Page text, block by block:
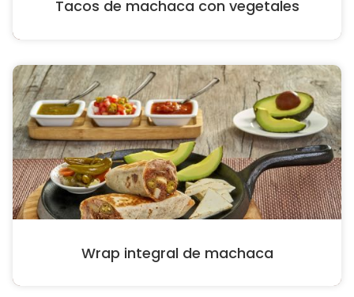
Tacos de machaca con vegetales
Wrap integral de machaca